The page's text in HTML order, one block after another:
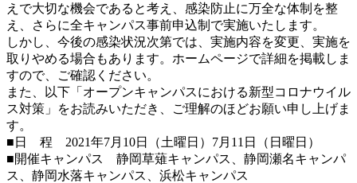
えで大切な機会であると考え、感染防止に万全な体制を整
え、さらに全キャンパス事前申込制で実施いたします。
しかし、今後の感染状況次第では、実施内容を変更、実施を
取りやめる場合もあります。ホームページで詳細を掲載しま
すので、ご確認ください。
また、以下「オープンキャンパスにおける新型コロナウイル
ス対策」をお読みいただき、ご理解のほどお願い申し上げま
す。
■日 程 2021年7月10日（土曜日）7月11日（日曜日）
■開催キャンパス 静岡草薙キャンパス、静岡瀬名キャンパ
ス、静岡水落キャンパス、浜松キャンパス